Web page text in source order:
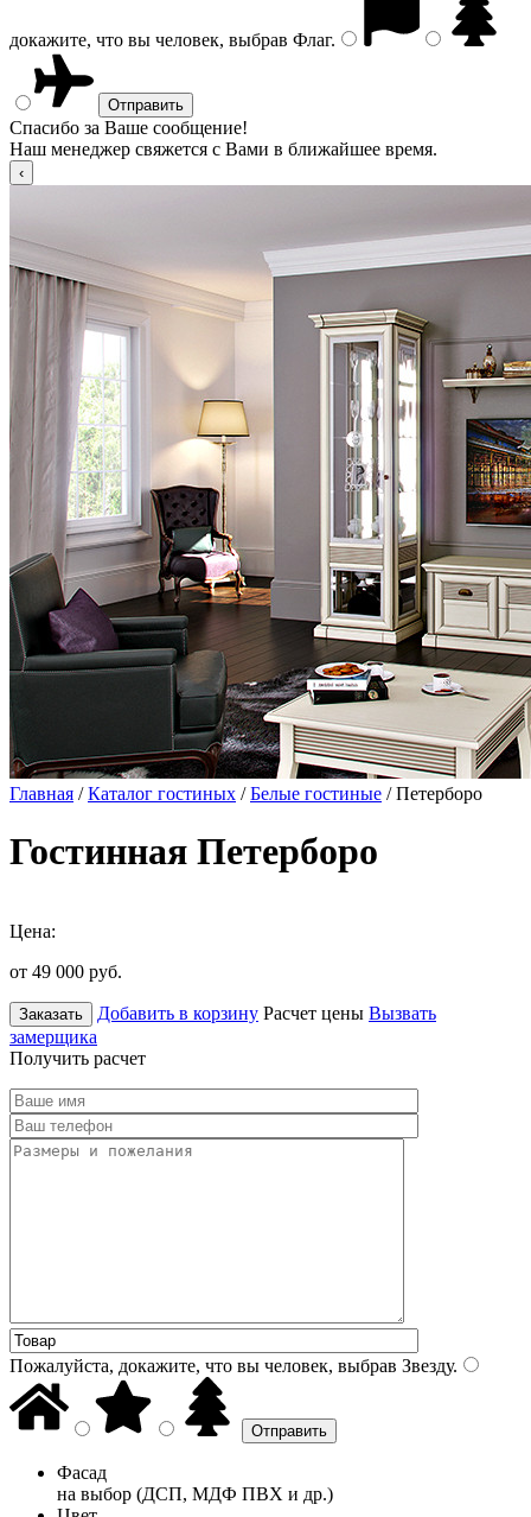
докажите, что вы человек, выбрав Флаг.
Спасибо за Ваше сообщение!
Наш менеджер свяжется с Вами в ближайшее время.
Главная /Каталог гостиных /Белые гостиные / Петерборо
Гостинная Петерборо
Цена:
от 49 000 руб.
Заказать Добавить в корзину Расчет цены Вызвать
замерщика
Получить расчет
Пожалуйста, докажите, что вы человек, выбрав Звезду.
Фасад
на выбор (ДСП, МДФ ПВХ и др.)